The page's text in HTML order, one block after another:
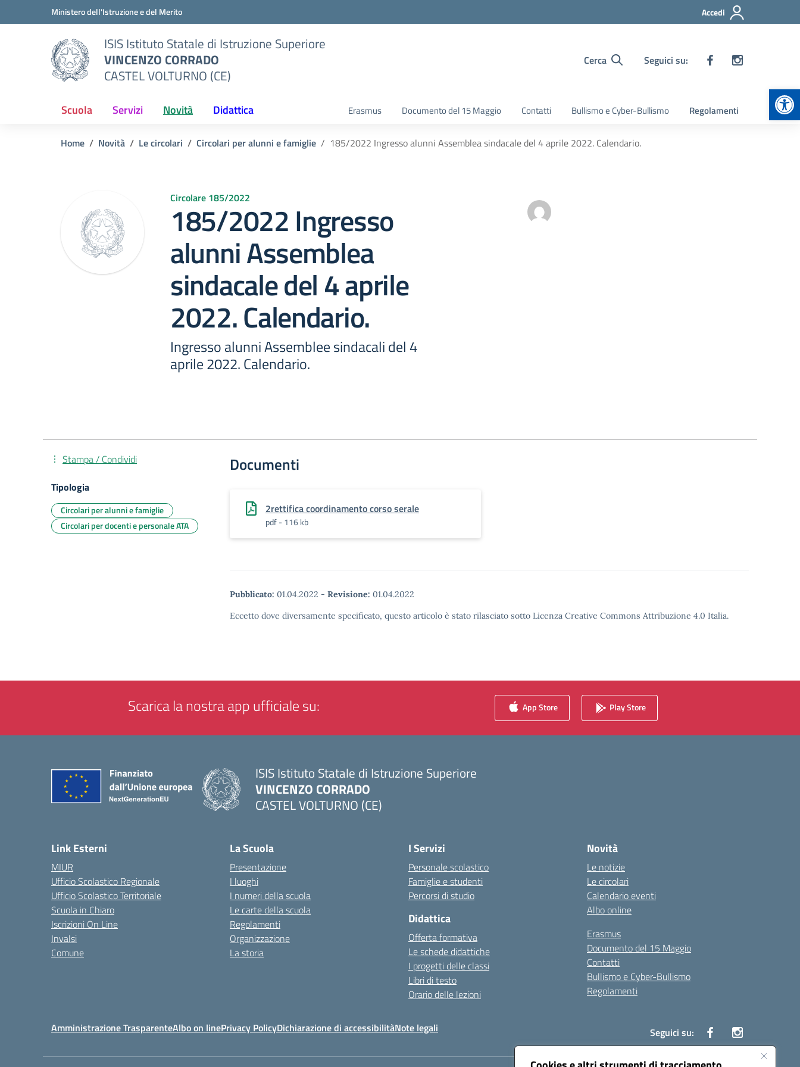
Vai ai contenuti
Vai al menu di navigazioneMinistero dell'Istruzione e del Merito Accedi
ISIS Istituto Statale di Istruzione Superiore
VINCENZO CORRADO
CASTEL VOLTURNO (CE)
Cerca Seguici su:
Scuola Servizi Novità Didattica Erasmus Documento del 15 Maggio Contatti Bullismo e Cyber-Bullismo Regolamenti
Home Novità Le circolari Circolari per alunni e famiglie 185/2022 Ingresso alunni Assemblea sindacale del 4 aprile 2022. Calendario.
Circolare 185/2022
185/2022 Ingresso
alunni Assemblea
sindacale del 4 aprile
2022. Calendario.
Ingresso alunni Assemblee sindacali del 4
aprile 2022. Calendario.
Documenti
2rettifica coordinamento corso serale
pdf - 116 kb
Pubblicato: 01.04.2022 - Revisione: 01.04.2022
Eccetto dove diversamente specificato, questo articolo è stato rilasciato sotto Licenza Creative Commons Attribuzione 4.0 Italia.
Stampa / Condividi
Tipologia
Circolari per alunni e famiglie
Circolari per docenti e personale ATA
Scarica la nostra app ufficiale su: App Store Play Store
ISIS Istituto Statale di Istruzione Superiore
VINCENZO CORRADO
CASTEL VOLTURNO (CE)
Link Esterni
MIUR
Ufficio Scolastico Regionale
Ufficio Scolastico Territoriale
Scuola in Chiaro
Iscrizioni On Line
Invalsi
Comune
La Scuola
Presentazione
I luoghi
I numeri della scuola
Le carte della scuola
Regolamenti
Organizzazione
La storia
I Servizi
Personale scolastico
Famiglie e studenti
Percorsi di studio
Didattica
Offerta formativa
Le schede didattiche
I progetti delle classi
Libri di testo
Orario delle lezioni
Novità
Le notizie
Le circolari
Calendario eventi
Albo online
Erasmus
Documento del 15 Maggio
Contatti
Bullismo e Cyber-Bullismo
Regolamenti
Amministrazione TrasparenteAlbo on linePrivacy PolicyDichiarazione di accessibilitàNote legali Seguici su: